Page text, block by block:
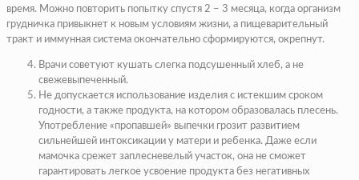
время. Можно повторить попытку спустя 2 – 3 месяца, когда организм
грудничка привыкнет к новым условиям жизни, а пищеварительный
тракт и иммунная система окончательно сформируются, окрепнут.
Врачи советуют кушать слегка подсушенный хлеб, а не
свежевыпеченный.
Не допускается использование изделия с истекшим сроком
годности, а также продукта, на котором образовалась плесень.
Употребление «пропавшей» выпечки грозит развитием
сильнейшей интоксикации у матери и ребенка. Даже если
мамочка срежет заплесневелый участок, она не сможет
гарантировать легкое усвоение продукта без негативных